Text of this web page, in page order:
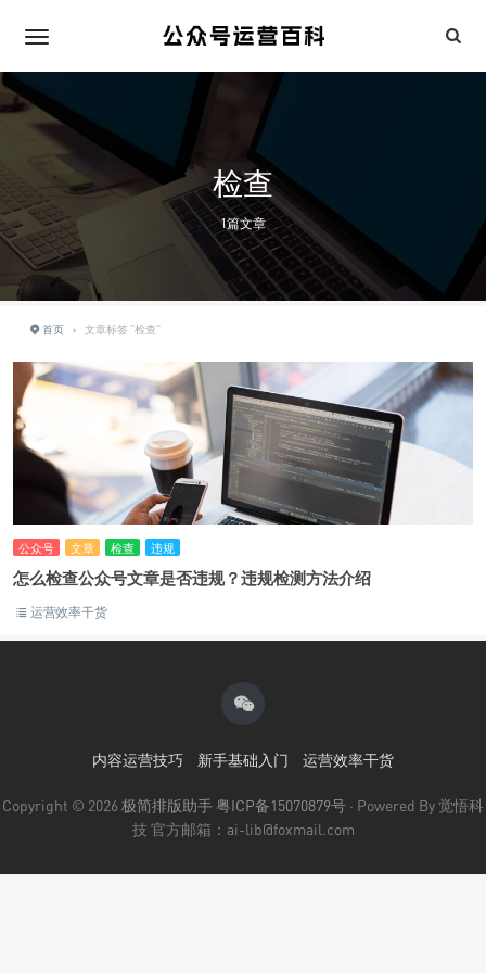
检查
1篇文章
首页 › 文章标签 "检查"
公众号 文章 检查 违规
怎么检查公众号文章是否违规？违规检测方法介绍
运营效率干货
内容运营技巧 新手基础入门 运营效率干货
Copyright © 2026极简排版助手粤ICP备15070879号 · Powered By 觉悟科
技 官方邮箱：ai-lib@foxmail.com